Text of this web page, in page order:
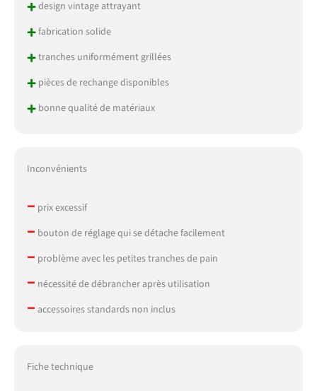
+design vintage attrayant
+fabrication solide
+tranches uniformément grillées
+pièces de rechange disponibles
+bonne qualité de matériaux
Inconvénients
– prix excessif
– bouton de réglage qui se détache facilement
– problème avec les petites tranches de pain
– nécessité de débrancher après utilisation
– accessoires standards non inclus
Fiche technique